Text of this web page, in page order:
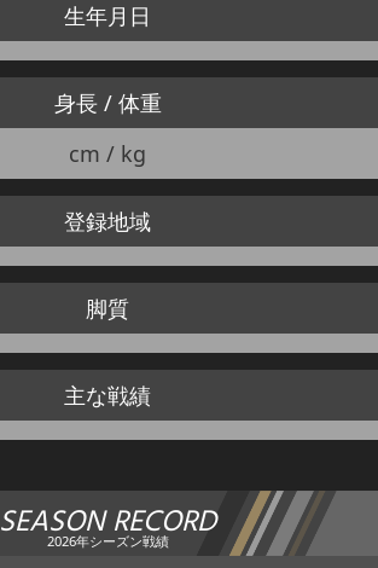
生年月日
身長 / 体重
cm / kg
登録地域
脚質
主な戦績
SEASON RECORD
2026年シーズン戦績